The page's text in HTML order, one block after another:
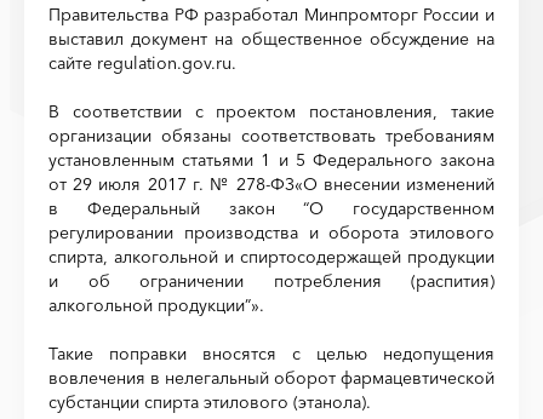
Правительства РФ разработал Минпромторг России и
выставил документ на общественное обсуждение на
сайте regulation.gov.ru.
В соответствии с проектом постановления, такие
организации обязаны соответствовать требованиям
установленным статьями 1 и 5 Федерального закона
от 29 июля 2017 г. № 278-ФЗ«О внесении изменений
в Федеральный закон “О государственном
регулировании производства и оборота этилового
спирта, алкогольной и спиртосодержащей продукции
и об ограничении потребления (распития)
алкогольной продукции”».
Такие поправки вносятся с целью недопущения
вовлечения в нелегальный оборот фармацевтической
субстанции спирта этилового (этанола).